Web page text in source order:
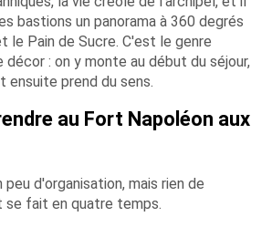
bastions un panorama à 360 degrés
le Pain de Sucre. C'est le genre
: on y monte au début du séjour,
prend du sens.
au Fort Napoléon aux
peu d'organisation, mais rien de
se fait en quatre temps.